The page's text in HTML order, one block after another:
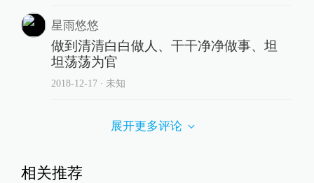
星雨悠悠
做到清清白白做人、干干净净做事、坦
坦荡荡为官
2018-12-17∙ 未知
展开更多评论
相关推荐